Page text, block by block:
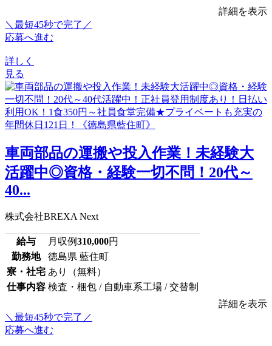
詳細を表示
＼最短45秒で完了／
応募へ進む
詳しく
見る
車両部品の運搬や投入作業！未経験大
活躍中◎資格・経験一切不問！20代～
40...
株式会社BREXA Next
給与 月収例310,000円
勤務地
徳島県 藍住町
寮・社宅 あり（無料）
仕事内容 検査・梱包 / 自動車系工場 / 交替制
詳細を表示
＼最短45秒で完了／
応募へ進む